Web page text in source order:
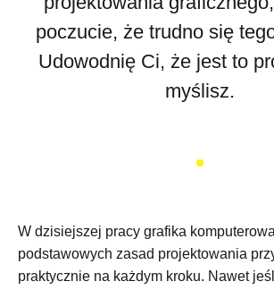
poczucie, że trudno się
Udowodnię Ci, że jest to
myślisz.
W dzisiejszej pracy grafika
podstawowych zasad projektowania
praktycznie na każdym kroku. Nawet